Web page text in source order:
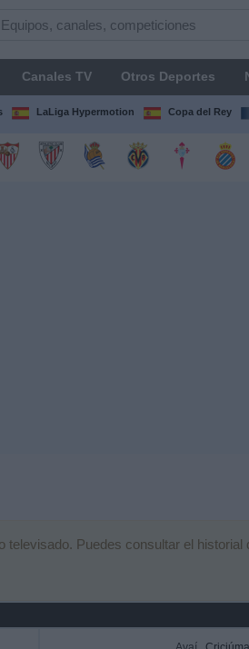
Canales TV Otros Deportes
LaLiga Hypermotion Copa del Rey
televisado. Puedes consultar el historial